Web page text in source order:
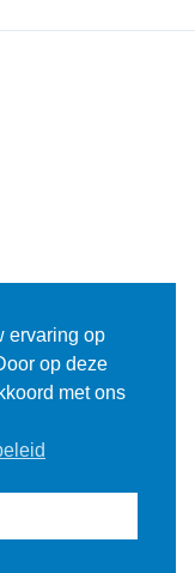
ervaring op
op deze
met ons